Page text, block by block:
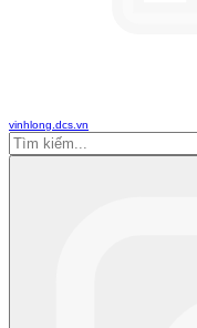
vinhlong.dcs.vn